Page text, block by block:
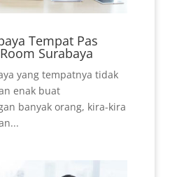
Tempat Pas
Surabaya
yang tempatnya tidak
enak buat
banyak orang, kira-kira